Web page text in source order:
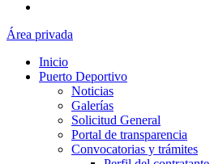
Área privada
Inicio
Puerto Deportivo
Noticias
Galerías
Solicitud General
Portal de transparencia
Convocatorias y trámites